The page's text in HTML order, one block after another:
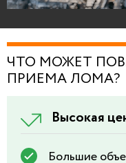
ЧТО МОЖЕТ
ПРИЕМА ЛОМА?
Высокая
Большие